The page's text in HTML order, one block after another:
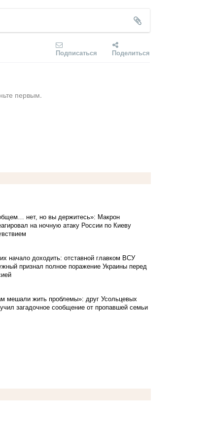
Подписаться Поделиться
первым.
нет, но вы держитесь»: Макрон
на ночную атаку России по Киеву
начало доходить: отставной главком ВСУ
признал полное поражение Украины перед
мешали жить проблемы»: друг Усольцевых
загадочное сообщение от пропавшей семьи